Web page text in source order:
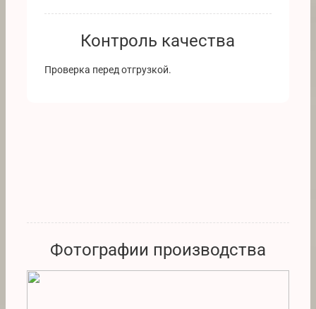
Контроль качества
Проверка перед отгрузкой.
Фотографии производства